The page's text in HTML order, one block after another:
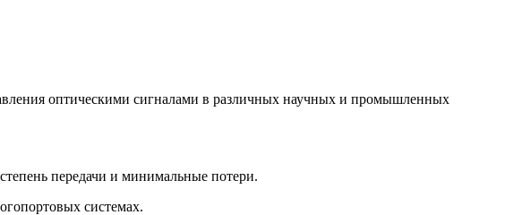
оптическими сигналами в различных научных и промышленных
передачи и минимальные потери.
системах.